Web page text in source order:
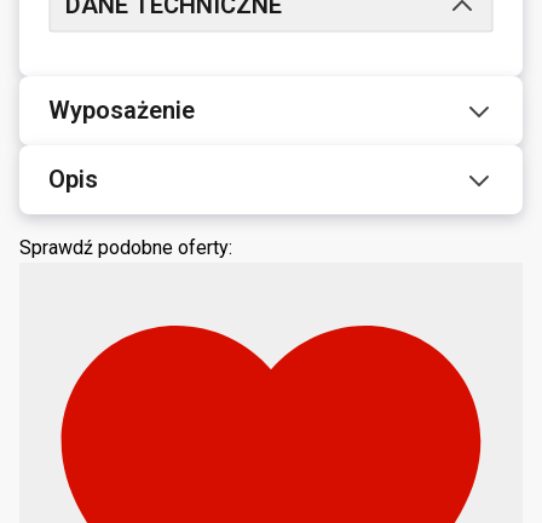
Wyposażenie
Opis
Sprawdź podobne oferty: